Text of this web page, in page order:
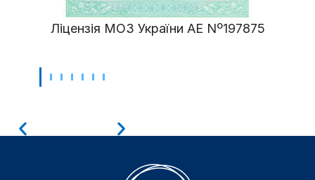
Ліцензія МОЗ України АЕ Nº197875